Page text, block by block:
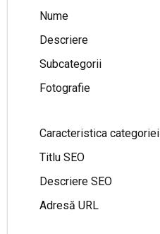
Nume
Descriere
Subcategorii
Fotografie
Caracteristica categoriei
Titlu SEO
Descriere SEO
Adresă URL